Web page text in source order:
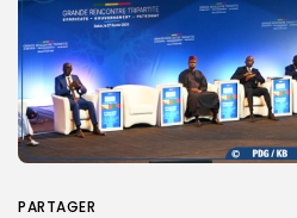
PARTAGER